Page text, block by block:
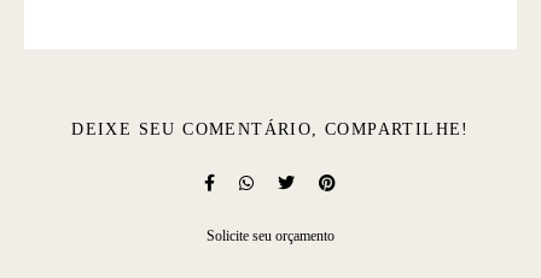
DEIXE SEU COMENTÁRIO, COMPARTILHE!
Solicite seu orçamento